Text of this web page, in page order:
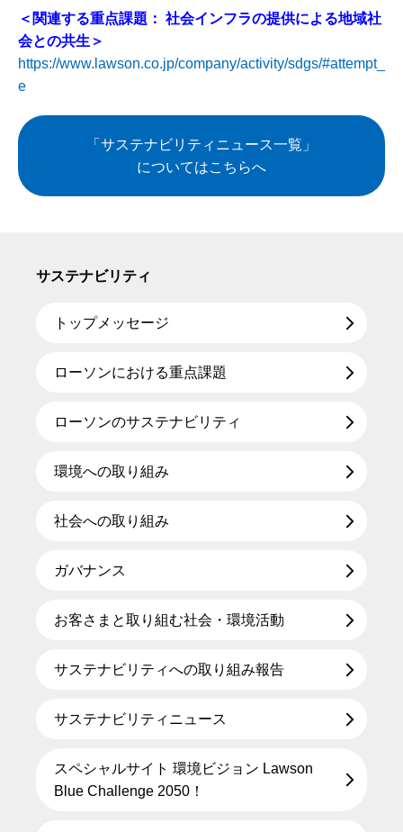
＜関連する重点課題： 社会インフラの提供による地域社
会との共生＞
https://www.lawson.co.jp/company/activity/sdgs/#attempt_
e
「サステナビリティニュース一覧」
についてはこちらへ
サステナビリティ
トップメッセージ
ローソンにおける重点課題
ローソンのサステナビリティ
環境への取り組み
社会への取り組み
ガバナンス
お客さまと取り組む社会・環境活動
サステナビリティへの取り組み報告
サステナビリティニュース
スペシャルサイト 環境ビジョン Lawson
Blue Challenge 2050！